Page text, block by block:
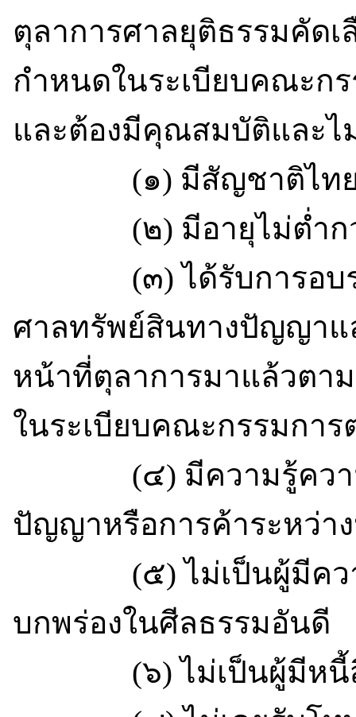
ตุลาการศาลยุติธรรมคัด
กำหนดในระเบียบคณะก
และต้องมีคุณสมบัติและ
(๑) มีสัญชาติไท
(๒) มีอายุไม่ต่ำกว่
(๓) ได้รับการอบรมใ
ศาลทรัพย์สินทางปัญญาแ
หน้าที่ตุลาการมาแล้วตา
ในระเบียบคณะกรรมกา
(๔) มีความรู้ความช
ปัญญาหรือการค้าระหว่าง
(๕) ไม่เป็นผู้มีความ
บกพร่องในศีลธรรมอันดี
(๖) ไม่เป็นผู้มีหนี้สิ